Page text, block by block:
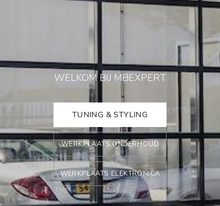
WELKOM BIJ MBEXPERT
TUNING & STYLING
WERKPLAATS ONDERHOUD
WERKPLAATS ELEKTRONICA